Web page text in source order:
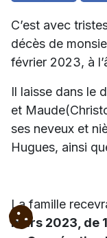
C’est avec
décès de
février 2023, à
Il laisse dans le
et
ses neveux et
Hugues, ainsi
La famille
mars 2023, de